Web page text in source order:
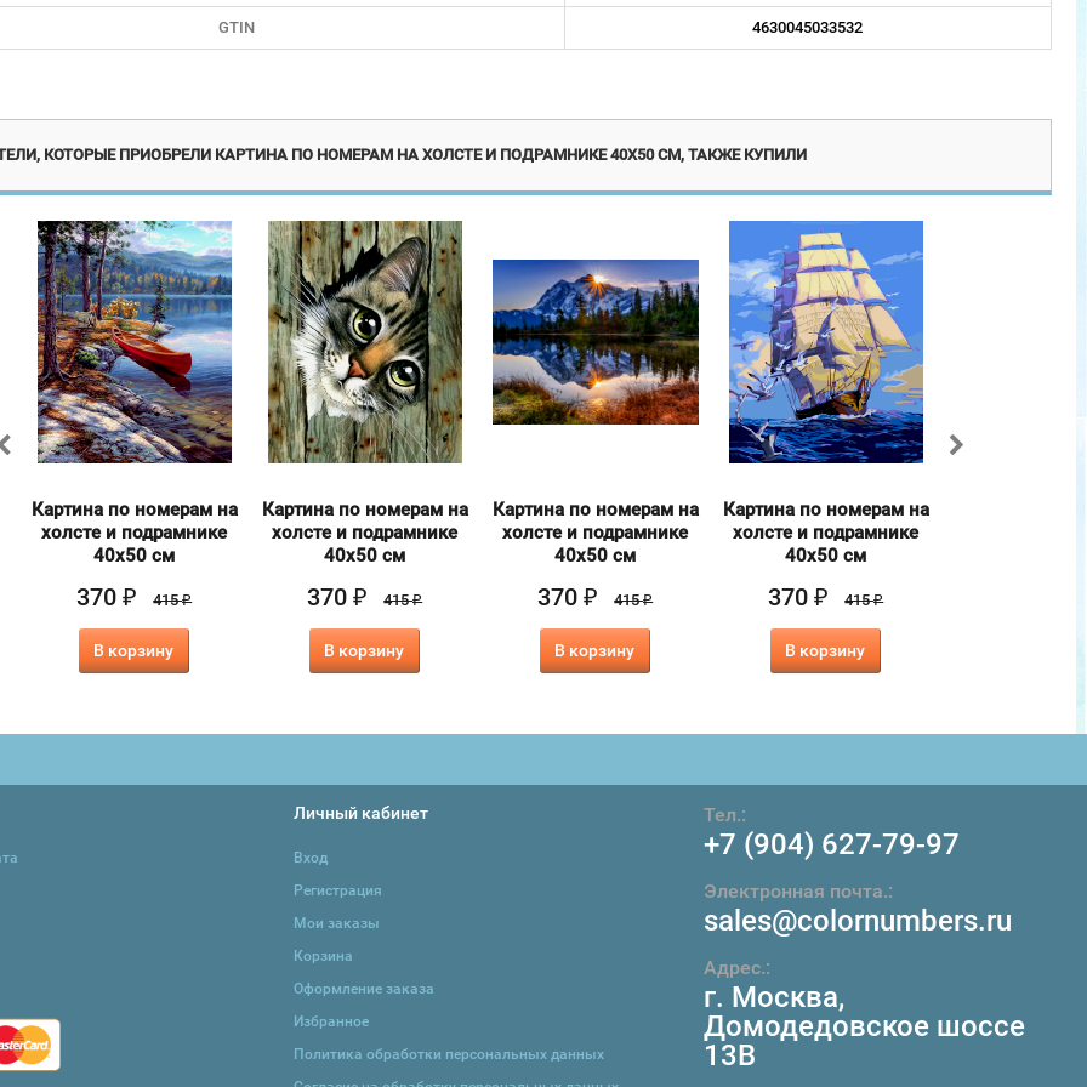
GTIN 4630045033532
КОТОРЫЕ ПРИОБРЕЛИ КАРТИНА ПО НОМЕРАМ НА ХОЛСТЕ И ПОДРАМНИКЕ 40Х50 СМ, ТАКЖЕ КУПИЛИ
Картина по номерам на
холсте и подрамнике
40х50 см
370₽ 415₽
В корзину
Картина по номерам на
холсте и подрамнике
40х50 см
370₽ 415₽
В корзину
Картина по номерам на
холсте и подрамнике
40х50 см
370₽ 415₽
В корзину
Картина по номерам на
холсте и подрамнике
40х50 см
370₽ 415₽
В корзину
Личный кабинет
Вход
Регистрация
Мои заказы
Корзина
Оформление заказа
Избранное
Политика обработки персональных данных
Тел.:
+7 (904) 627-79-97
Электронная почта.:
sales@colornumbers.ru
Адрес.:
г. Москва,
Домодедовское шоссе
13В